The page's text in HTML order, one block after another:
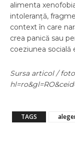
alimenta
intoleranță,
context în care
crea panică sau
coeziunea socială
Sursa articol /
TAGS